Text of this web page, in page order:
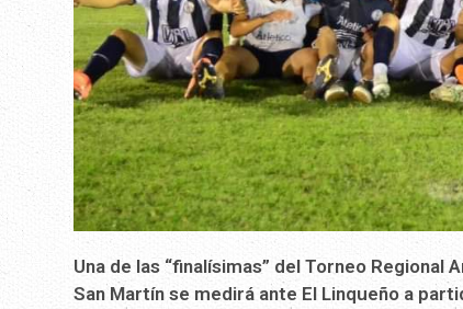
Una de las “finalísimas” del Torneo
San Martín se medirá ante El Linqueño a